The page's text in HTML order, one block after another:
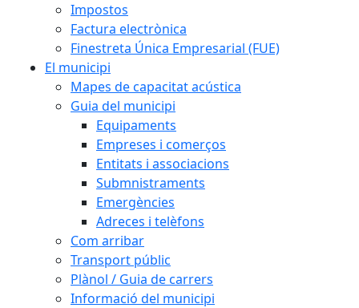
Impostos
Factura electrònica
Finestreta Única Empresarial (FUE)
El municipi
Mapes de capacitat acústica
Guia del municipi
Equipaments
Empreses i comerços
Entitats i associacions
Submnistraments
Emergències
Adreces i telèfons
Com arribar
Transport públic
Plànol / Guia de carrers
Informació del municipi